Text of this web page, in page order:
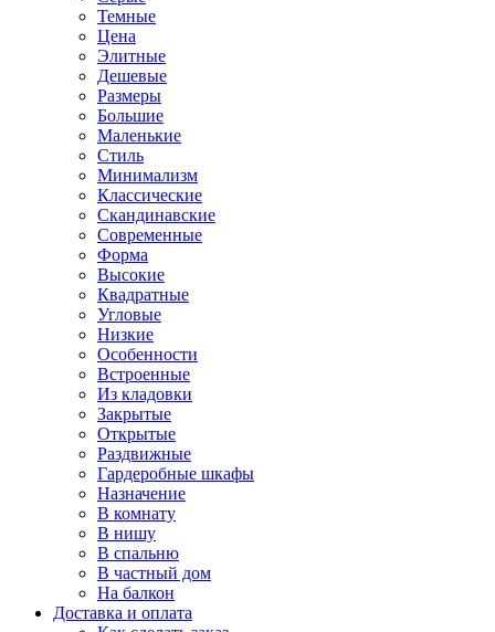
Темные
Цена
Элитные
Дешевые
Размеры
Большие
Маленькие
Стиль
Минимализм
Классические
Скандинавские
Современные
Форма
Высокие
Квадратные
Угловые
Низкие
Особенности
Встроенные
Из кладовки
Закрытые
Открытые
Раздвижные
Гардеробные шкафы
Назначение
В комнату
В нишу
В спальню
В частный дом
На балкон
Доставка и оплата